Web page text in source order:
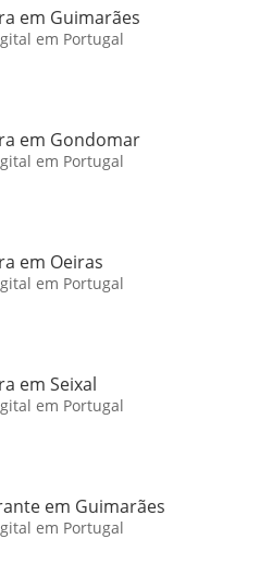
em Guimarães
em Portugal
em Gondomar
em Portugal
em Oeiras
em Portugal
em Seixal
em Portugal
em Guimarães
em Portugal